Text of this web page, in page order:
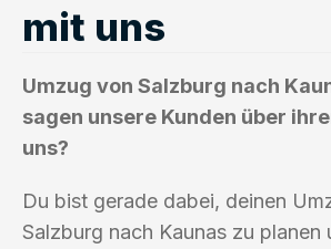
mit uns
Umzug von Salzburg nach
sagen unsere Kunden über
uns?
Du bist gerade dabei, deinen
Salzburg nach Kaunas zu planen